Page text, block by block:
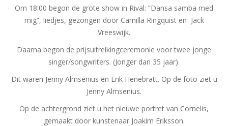
Om 18:00 begon de grote show in Rival: “Dansa samba med
mig”, liedjes, gezongen door Camilla Ringquist en Jack
Vreeswijk.
Daarna begon de prijsuitreikingceremonie voor twee jonge
singer/songwriters. (Jonger dan 35 jaar).
Dit waren Jenny Almsenius en Erik Henebratt. Op de foto ziet u
Jenny Almsenius.
Op de achtergrond ziet u het nieuwe portret van Cornelis,
gemaakt door kunstenaar Joakim Eriksson.